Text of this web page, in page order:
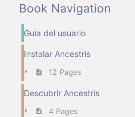
Book Navigation
Guía del usuario
Instalar Ancestris
12 Pages
Descubrir Ancestris
4 Pages